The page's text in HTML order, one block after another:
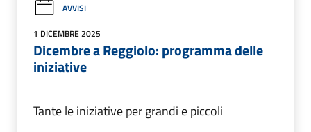
AVVISI
1 DICEMBRE 2025
Dicembre a Reggiolo: programma delle
iniziative
Tante le iniziative per grandi e piccoli